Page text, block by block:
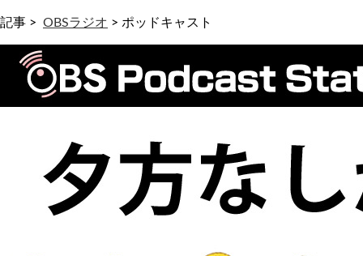
記事 > OBSラジオ > ポッドキャスト